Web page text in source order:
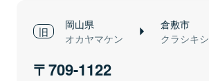
岡山県
オカヤマケン
倉敷市
クラシキシ
709-1122